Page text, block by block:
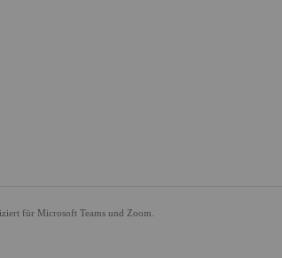
für Microsoft Teams und Zoom.